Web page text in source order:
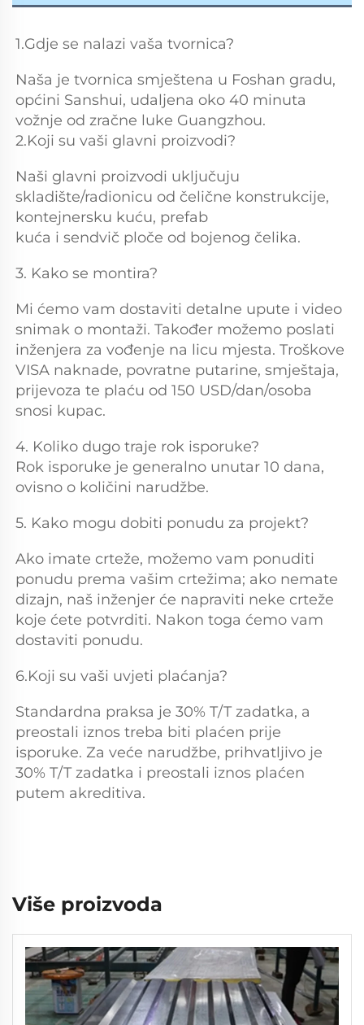
1.Gdje se nalazi vaša tvornica?
Naša je tvornica smještena u Foshan gradu,
općini Sanshui, udaljena oko 40 minuta
vožnje od zračne luke Guangzhou.
2.Koji su vaši glavni proizvodi?
Naši glavni proizvodi uključuju
skladište/radionicu od čelične konstrukcije,
kontejnersku kuću, prefab
kuća i sendvič ploče od bojenog čelika.
3. Kako se montira?
Mi ćemo vam dostaviti detalne upute i video
snimak o montaži. Također možemo poslati
inženjera za vođenje na licu mjesta. Troškove
VISA naknade, povratne putarine, smještaja,
prijevoza te plaću od 150 USD/dan/osoba
snosi kupac.
4. Koliko dugo traje rok isporuke?
Rok isporuke je generalno unutar 10 dana,
ovisno o količini narudžbe.
5. Kako mogu dobiti ponudu za projekt?
Ako imate crteže, možemo vam ponuditi
ponudu prema vašim crtežima; ako nemate
dizajn, naš inženjer će napraviti neke crteže
koje ćete potvrditi. Nakon toga ćemo vam
dostaviti ponudu.
6.Koji su vaši uvjeti plaćanja?
Standardna praksa je 30% T/T zadatka, a
preostali iznos treba biti plaćen prije
isporuke. Za veće narudžbe, prihvatljivo je
30% T/T zadatka i preostali iznos plaćen
putem akreditiva.
Više proizvoda